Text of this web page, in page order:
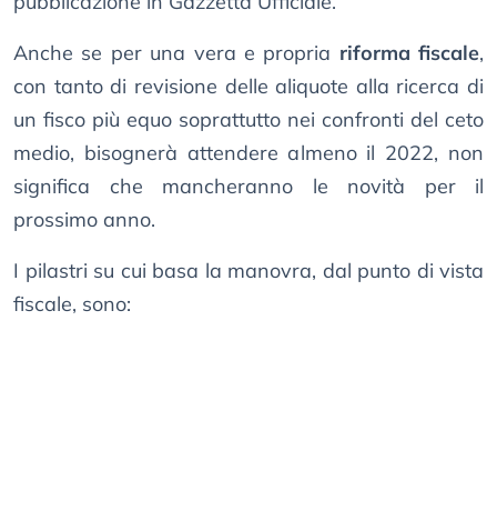
Anche se per una vera e propria riforma fiscale,
con tanto di revisione delle aliquote alla ricerca di
un fisco più equo soprattutto nei confronti del ceto
medio, bisognerà attendere almeno il 2022, non
significa che mancheranno le novità per il
prossimo anno.
I pilastri su cui basa la manovra, dal punto di vista
fiscale, sono: